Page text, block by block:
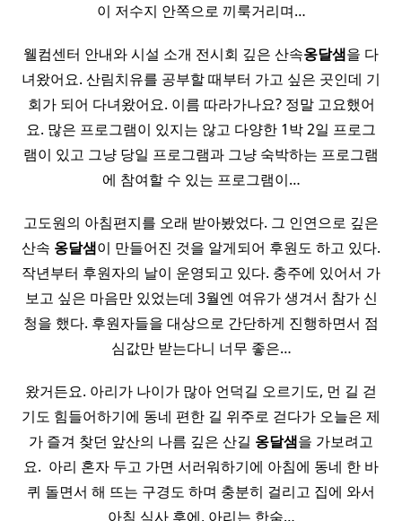
이 저수지 안쪽으로 끼룩거리며…
웰컴센터 안내와 시설 소개 전시회 깊은 산속옹달샘을 다
녀왔어요. 산림치유를 공부할 때부터 가고 싶은 곳인데 기
회가 되어 다녀왔어요. 이름 따라가나요? 정말 고요했어
요. 많은 프로그램이 있지는 않고 다양한 1박 2일 프로그
램이 있고 그냥 당일 프로그램과 그냥 숙박하는 프로그램
에 참여할 수 있는 프로그램이…
고도원의 아침편지를 오래 받아봤었다. 그 인연으로 깊은
산속 옹달샘이 만들어진 것을 알게되어 후원도 하고 있다.
작년부터 후원자의 날이 운영되고 있다. 충주에 있어서 가
보고 싶은 마음만 있었는데 3월엔 여유가 생겨서 참가 신
청을 했다. 후원자들을 대상으로 간단하게 진행하면서 점
심값만 받는다니 너무 좋은…
왔거든요. 아리가 나이가 많아 언덕길 오르기도, 먼 길 걷
기도 힘들어하기에 동네 편한 길 위주로 걷다가 오늘은 제
가 즐겨 찾던 앞산의 나름 깊은 산길 옹달샘을 가보려고
요. ​ 아리 혼자 두고 가면 서러워하기에 아침에 동네 한 바
퀴 돌면서 해 뜨는 구경도 하며 충분히 걸리고 집에 와서
아침 식사 후에, 아리는 한숨…